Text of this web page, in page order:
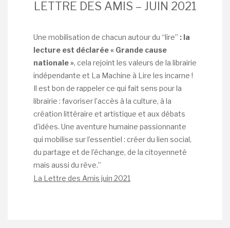
LETTRE DES AMIS – JUIN 2021
Une mobilisation de chacun autour du “lire” : la
lecture est déclarée « Grande cause
nationale », cela rejoint les valeurs de la librairie
indépendante et La Machine à Lire les incarne !
Il est bon de rappeler ce qui fait sens pour la
librairie : favoriser l’accès à la culture, à la
création littéraire et artistique et aux débats
d’idées. Une aventure humaine passionnante
qui mobilise sur l’essentiel : créer du lien social,
du partage et de l’échange, de la citoyenneté
mais aussi du rêve.”
La Lettre des Amis juin 2021